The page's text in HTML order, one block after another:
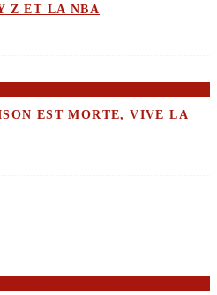
Z ET LA NBA
EST MORTE, VIVE LA